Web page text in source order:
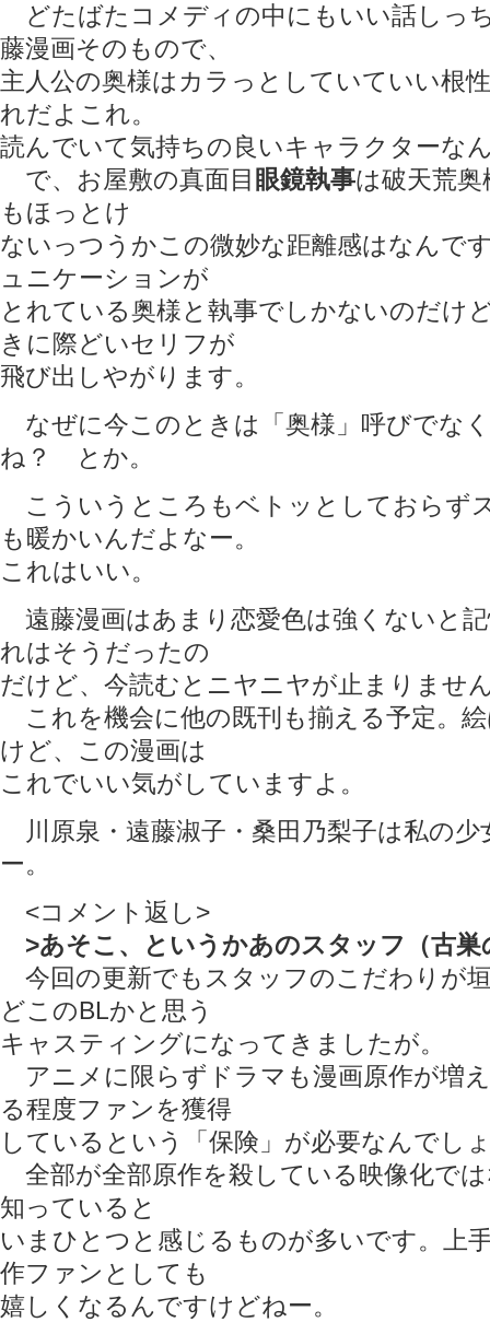
どたばたコメディの中にもいい話しっ
藤漫画そのもので、
主人公の奥様はカラっとしていていい根
れだよこれ。
読んでいて気持ちの良いキャラクターな
で、お屋敷の真面目 眼鏡執事は破天荒
もほっとけ
ないっつうかこの微妙な距離感はなん
ュニケーションが
とれている奥様と執事でしかないのだけ
きに際どいセリフが
飛び出しやがります。
なぜに今このときは「奥様」呼びでな
ね？ とか。
こういうところもベトッとしておらず
も暖かいんだよなー。
これはいい。
遠藤漫画はあまり恋愛色は強くないと
れはそうだったの
だけど、今読むとニヤニヤが止まりませ
これを機会に他の既刊も揃える予定。
けど、この漫画は
これでいい気がしていますよ。
川原泉・遠藤淑子・桑田乃梨子は私の少
ー。
<コメント返し>
>あそこ、というかあのスタッフ（古巣
今回の更新でもスタッフのこだわりが
どこのBLかと思う
キャスティングになってきましたが。
アニメに限らずドラマも漫画原作が増
る程度ファンを獲得
しているという「保険」が必要なんでし
全部が全部原作を殺している映像化で
知っていると
いまひとつと感じるものが多いです。上
作ファンとしても
嬉しくなるんですけどねー。